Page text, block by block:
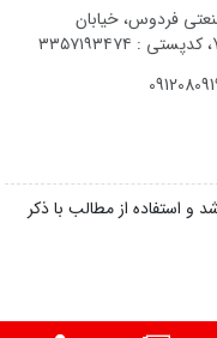
فردوس، خیابان
استفاده از مطالب با ذکر